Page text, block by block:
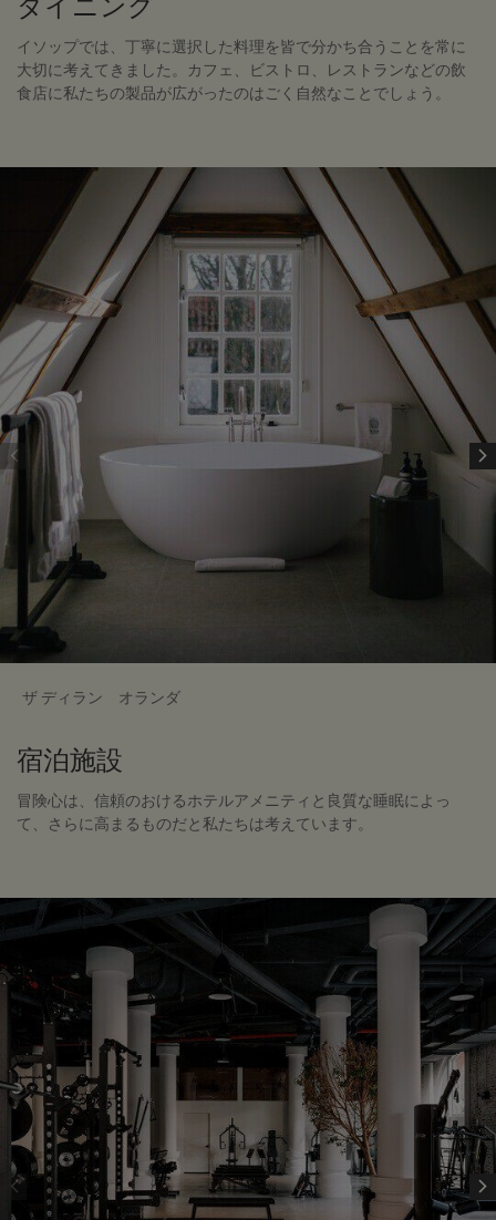
ダイニング
イソップでは、丁寧に選択した料理を皆で分かち合うことを常に
大切に考えてきました。カフェ、ビストロ、レストランなどの飲
食店に私たちの製品が広がったのはごく自然なことでしょう。
ザ ディラン オランダ
宿泊施設
冒険心は、信頼のおけるホテルアメニティと良質な睡眠によっ
て、さらに高まるものだと私たちは考えています。